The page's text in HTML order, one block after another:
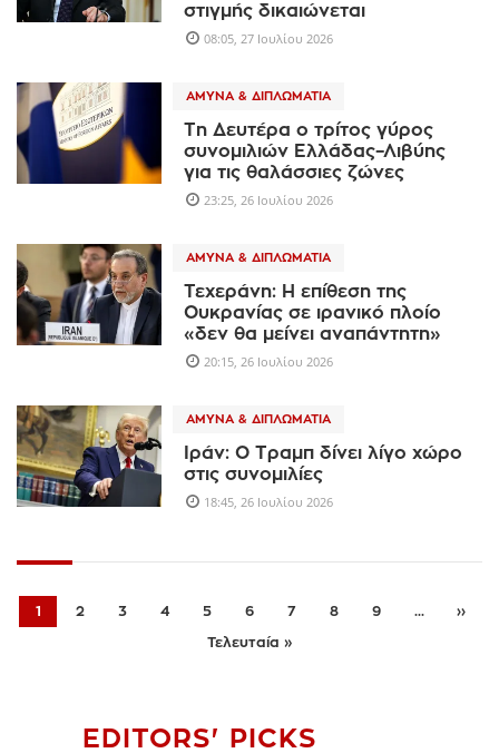
στιγμής δικαιώνεται
08:05, 27 Ιουλίου 2026
ΆΜΥΝΑ & ΔΙΠΛΩΜΑΤΊΑ
Τη Δευτέρα ο τρίτος γύρος
συνομιλιών Ελλάδας–Λιβύης
για τις θαλάσσιες ζώνες
23:25, 26 Ιουλίου 2026
ΆΜΥΝΑ & ΔΙΠΛΩΜΑΤΊΑ
Τεχεράνη: Η επίθεση της
Ουκρανίας σε ιρανικό πλοίο
«δεν θα μείνει αναπάντητη»
20:15, 26 Ιουλίου 2026
ΆΜΥΝΑ & ΔΙΠΛΩΜΑΤΊΑ
Ιράν: Ο Τραμπ δίνει λίγο χώρο
στις συνομιλίες
18:45, 26 Ιουλίου 2026
1 2 3 4 5 6 7 8 9 ... ››
Τελευταία »
EDITORS' PICKS